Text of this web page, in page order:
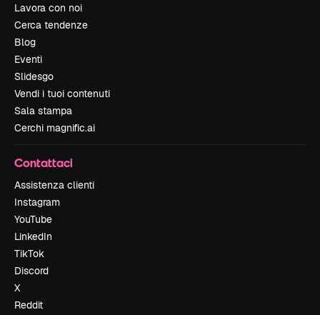
Lavora con noi
Cerca tendenze
Blog
Eventi
Slidesgo
Vendi i tuoi contenuti
Sala stampa
Cerchi magnific.ai
Contattaci
Assistenza clienti
Instagram
YouTube
LinkedIn
TikTok
Discord
X
Reddit